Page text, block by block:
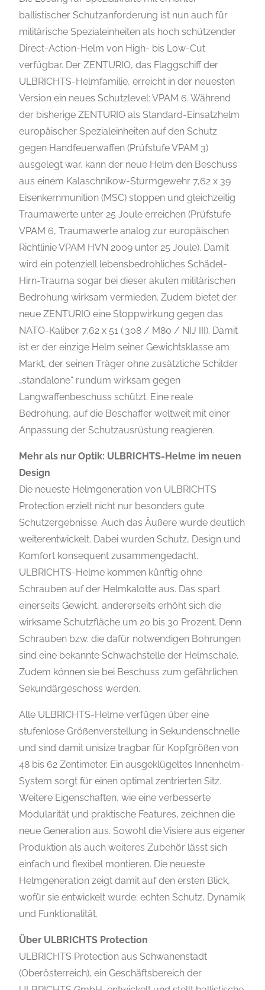
ballistischer Schutzanforderung ist nun auch für
militärische Spezialeinheiten als hoch schützender
Direct-Action-Helm von High- bis Low-Cut
verfügbar. Der ZENTURIO, das Flaggschiff der
ULBRICHTS-Helmfamilie, erreicht in der neuesten
Version ein neues Schutzlevel: VPAM 6. Während
der bisherige ZENTURIO als Standard-Einsatzhelm
europäischer Spezialeinheiten auf den Schutz
gegen Handfeuerwaffen (Prüfstufe VPAM 3)
ausgelegt war, kann der neue Helm den Beschuss
aus einem Kalaschnikow-Sturmgewehr 7,62 x 39
Eisenkernmunition (MSC) stoppen und gleichzeitig
Traumawerte unter 25 Joule erreichen (Prüfstufe
VPAM 6, Traumawerte analog zur europäischen
Richtlinie VPAM HVN 2009 unter 25 Joule). Damit
wird ein potenziell lebensbedrohliches Schädel-
Hirn-Trauma sogar bei dieser akuten militärischen
Bedrohung wirksam vermieden. Zudem bietet der
neue ZENTURIO eine Stoppwirkung gegen das
NATO-Kaliber 7,62 x 51 (.308 / M80 / NIJ III). Damit
ist er der einzige Helm seiner Gewichtsklasse am
Markt, der seinen Träger ohne zusätzliche Schilder
„standalone“ rundum wirksam gegen
Langwaffenbeschuss schützt. Eine reale
Bedrohung, auf die Beschaffer weltweit mit einer
Anpassung der Schutzausrüstung reagieren.
Mehr als nur Optik: ULBRICHTS-Helme im neuen
Design
Die neueste Helmgeneration von ULBRICHTS
Protection erzielt nicht nur besonders gute
Schutzergebnisse. Auch das Äußere wurde deutlich
weiterentwickelt. Dabei wurden Schutz, Design und
Komfort konsequent zusammengedacht.
ULBRICHTS-Helme kommen künftig ohne
Schrauben auf der Helmkalotte aus. Das spart
einerseits Gewicht, andererseits erhöht sich die
wirksame Schutzfläche um 20 bis 30 Prozent. Denn
Schrauben bzw. die dafür notwendigen Bohrungen
sind eine bekannte Schwachstelle der Helmschale.
Zudem können sie bei Beschuss zum gefährlichen
Sekundärgeschoss werden.
Alle ULBRICHTS-Helme verfügen über eine
stufenlose Größenverstellung in Sekundenschnelle
und sind damit unisize tragbar für Kopfgrößen von
48 bis 62 Zentimeter. Ein ausgeklügeltes Innenhelm-
System sorgt für einen optimal zentrierten Sitz.
Weitere Eigenschaften, wie eine verbesserte
Modularität und praktische Features, zeichnen die
neue Generation aus. Sowohl die Visiere aus eigener
Produktion als auch weiteres Zubehör lässt sich
einfach und flexibel montieren. Die neueste
Helmgeneration zeigt damit auf den ersten Blick,
wofür sie entwickelt wurde: echten Schutz, Dynamik
und Funktionalität.
Über ULBRICHTS Protection
ULBRICHTS Protection aus Schwanenstadt
(Oberösterreich), ein Geschäftsbereich der